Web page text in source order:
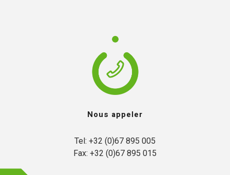
EN
Nous appeler
Tel: +32 (0)67 895 005
Fax: +32 (0)67 895 015